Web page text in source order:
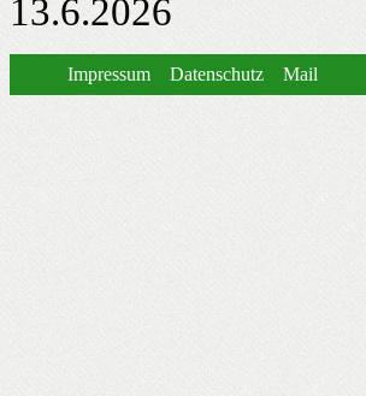
13.6.2026
Impressum Datenschutz Mail